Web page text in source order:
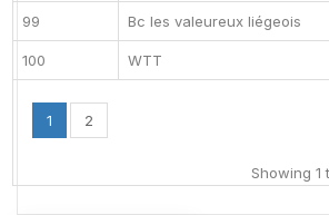
99 Bc les valeureux liégeois
100 WTT
1 2
Showing 1